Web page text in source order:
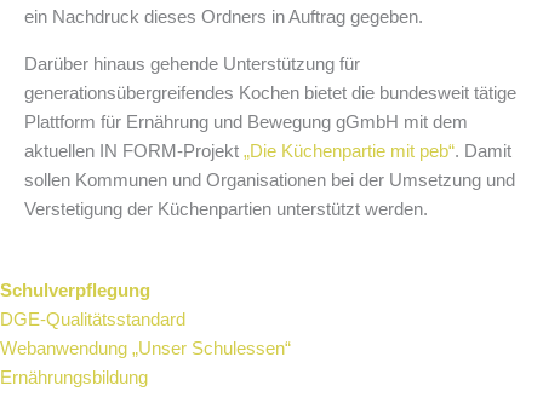
ein Nachdruck dieses Ordners in Auftrag gegeben.
Darüber hinaus gehende Unterstützung für
generationsübergreifendes Kochen bietet die bundesweit tätige
Plattform für Ernährung und Bewegung gGmbH mit dem
aktuellen IN FORM-Projekt „Die Küchenpartie mit peb“. Damit
sollen Kommunen und Organisationen bei der Umsetzung und
Verstetigung der Küchenpartien unterstützt werden.
Schulverpflegung
DGE-Qualitätsstandard
Webanwendung „Unser Schulessen“
Ernährungsbildung